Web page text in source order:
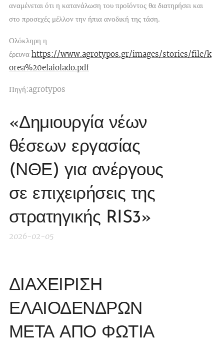
αναμένεται ότι η κατανάλωση του προϊόντος θα διατηρήσει και
στο προσεχές μέλλον την ήπια ανοδική της τάση.
Ολόκληρη η
έρευνα https://www.agrotypos.gr/images/stories/file/k
orea%20elaiolado.pdf
Πηγή:agrotypos
«Δημιουργία νέων
θέσεων εργασίας
(ΝΘΕ) για ανέργους
σε επιχειρήσεις της
στρατηγικής RIS3»
2026-02-05
ΔΙΑΧΕΙΡΙΣΗ
ΕΛΑΙΟΔΕΝΔΡΩΝ
ΜΕΤΑ ΑΠΟ ΦΩΤΙΑ